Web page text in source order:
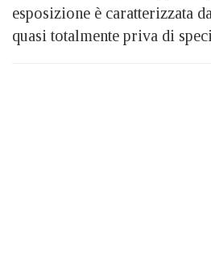
esposizione è caratterizzata
quasi totalmente priva di